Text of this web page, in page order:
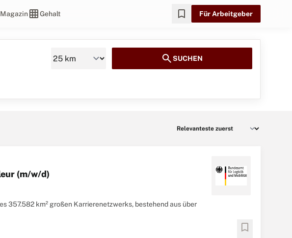
Magazingrid_onGehalt bookmark Für Arbeitgeber
searchSUCHEN
(m/w/d)
357.582 km² großen Karrierenetzwerks, bestehend aus über
bookmark